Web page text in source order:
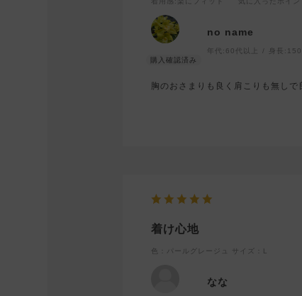
no name
年代: 60代以上 身長:
胸のおさまりも良く肩こりも無し
着け心地
色：パールグレージュ サイズ：L
なな